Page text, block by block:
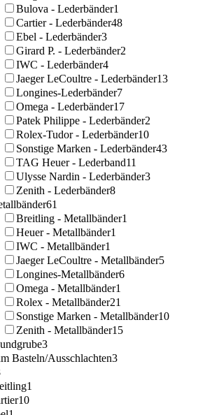
Bulova - Lederbänder1
Cartier - Lederbänder48
Ebel - Lederbänder3
Girard P. - Lederbänder2
IWC - Lederbänder4
Jaeger LeCoultre - Lederbänder13
Longines-Lederbänder7
Omega - Lederbänder17
Patek Philippe - Lederbänder2
Rolex-Tudor - Lederbänder10
Sonstige Marken - Lederbänder43
TAG Heuer - Lederband11
Ulysse Nardin - Lederbänder3
Zenith - Lederbänder8
61
Breitling - Metallbänder1
Heuer - Metallbänder1
IWC - Metallbänder1
Jaeger LeCoultre - Metallbänder5
Longines-Metallbänder6
Omega - Metallbänder1
Rolex - Metallbänder21
Sonstige Marken - Metallbänder10
Zenith - Metallbänder15
3
Basteln/Ausschlachten3
1
10